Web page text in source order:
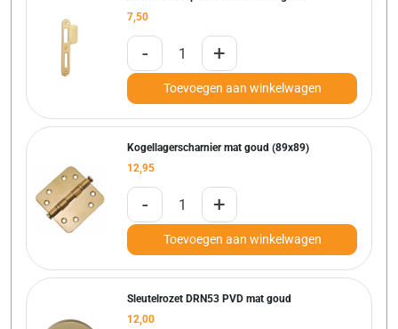
7,50
- +
Toevoegen aan winkelwagen
Kogellagerscharnier mat goud (89x89)
12,95
- +
Toevoegen aan winkelwagen
Sleutelrozet DRN53 PVD mat goud
12,00